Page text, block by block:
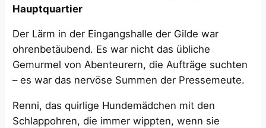
Hauptquartier
Der Lärm in der Eingangshalle der Gilde war
ohrenbetäubend. Es war nicht das übliche
Gemurmel von Abenteurern, die Aufträge suchten
– es war das nervöse Summen der Pressemeute.
Renni, das quirlige Hundemädchen mit den
Schlappohren, die immer wippten, wenn sie